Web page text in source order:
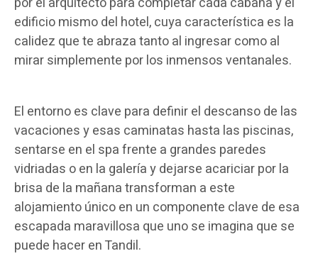
edificio mismo del hotel, cuya característica es la
calidez que te abraza tanto al ingresar como al
mirar simplemente por los inmensos ventanales.
El entorno es clave para definir el descanso de las
vacaciones y esas caminatas hasta las piscinas,
sentarse en el spa frente a grandes paredes
vidriadas o en la galería y dejarse acariciar por la
brisa de la mañana transforman a este
alojamiento único en un componente clave de esa
escapada maravillosa que uno se imagina que se
puede hacer en Tandil.